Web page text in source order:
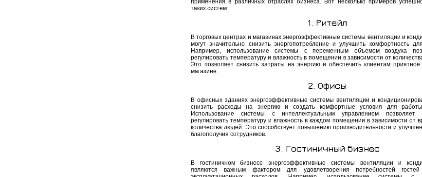
применения в различных отраслях бизнеса. Вот несколько примеров
таких систем:
1. Ритейл
В торговых центрах и магазинах энергоэффективные системы вентиляции и
могут значительно снизить энергопотребление и улучшить комфортность
Например, использование системы с переменным объемом воздуха
регулировать температуру и влажность в помещении в зависимости от
Это позволяет снизить затраты на энергию и обеспечить клиентам
магазине.
2. Офисы
В офисных зданиях энергоэффективные системы вентиляции и
снизить расходы на энергию и создать комфортные условия для работы
Использование системы с интеллектуальным управлением позволяет
регулировать температуру и влажность в каждом помещении в зависимости от
количества людей. Это способствует повышению производительности и
благополучия сотрудников.
3. Гостиничный бизнес
В гостиничном бизнесе энергоэффективные системы вентиляции и
являются важным фактором для удовлетворения потребностей